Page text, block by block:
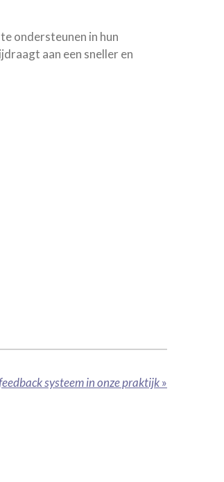
ondersteunen in hun
aan een sneller en
systeem in onze praktijk»